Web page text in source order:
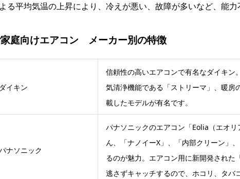
る平均気温の上昇により、冷えが悪い、故障が多いなど、能力
庭向けエアコン メーカー別の特徴
ダイキン
信頼性の高いエアコンで有名なダイキ
気清浄機能である「ストリーマ」、暖房
載したモデルが有名です。
ナソニック
パナソニックのエアコン「Eolia（エオ
ん、「ナノイーX」、「内部クリーン」
るのが魅力。エアコン用に新開発され
逃さずキャッチするので、ホコリ、タバ